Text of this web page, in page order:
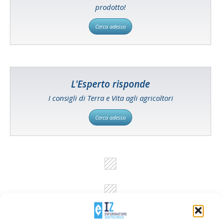
prodotto!
Cerca adesso
L'Esperto risponde
I consigli di Terra e Vita agli agricoltori
Cerca adesso